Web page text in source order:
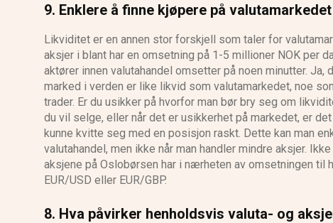
9. Enklere å finne kjøpere på
Likviditet er en annen stor forskjell som taler for
aksjer i blant har en omsetning på 1-5 millioner NOK per
aktører innen valutahandel omsetter på noen minutter. Ja,
marked i verden er like likvid som valutamarkedet, noe
trader. Er du usikker på hvorfor man bør bry seg om
du vil selge, eller når det er usikkerhet på markedet, er
kunne kvitte seg med en posisjon raskt. Dette kan man
valutahandel, men ikke når man handler mindre aksjer.
aksjene på Oslobørsen har i nærheten av omsetningen til
EUR/USD eller EUR/GBP.
8. Hva påvirker henholdsvis valuta- og